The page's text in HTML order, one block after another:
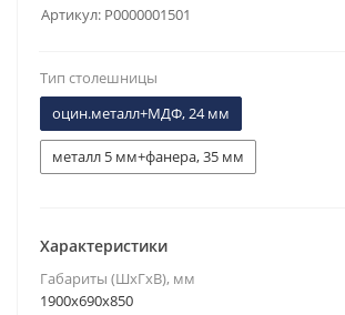
Артикул: Р0000001501
Тип столешницы
оцин.металл+МДФ, 24 мм
металл 5 мм+фанера, 35 мм
Характеристики
Габариты (ШxГxВ), мм
1900x690x850